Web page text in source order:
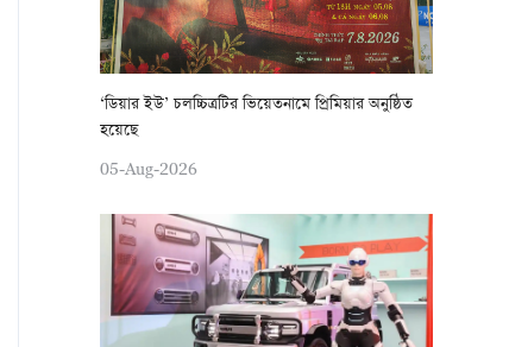
‘ডিয়ার ইউ’ চলচ্চিত্রটির ভিয়েতনামে প্রিমিয়ার অনুষ্ঠিত
হয়েছে
05-Aug-2026